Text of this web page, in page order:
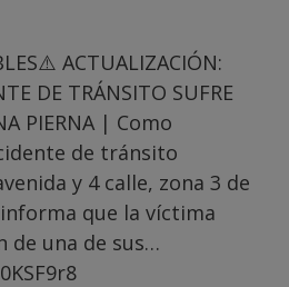
ACTUALIZACIÓN:
DE TRÁNSITO SUFRE
PIERNA | Como
de tránsito
y 4 calle, zona 3 de
que la víctima
de una de sus…